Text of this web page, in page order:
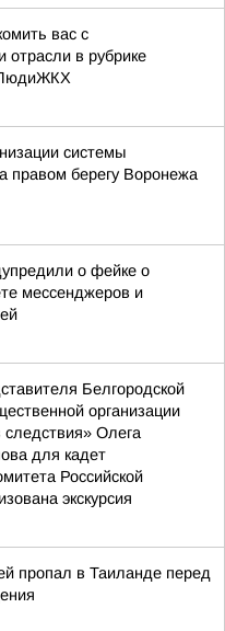
вас с
отрасли в рубрике
системы
правом берегу Воронежа
о фейке о
мессенджеров и
Белгородской
организации
Олега
для кадет
Российской
экскурсия
пропал в Таиланде перед